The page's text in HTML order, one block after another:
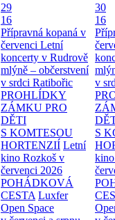
29
16
Přípravná kopaná v
červenci Letní
koncerty v Rudrově
mlýně – občerstvení
v srdci Ratibořic
PROHLÍDKY
ZÁMKU PRO
DĚTI
S KOMTESOU
HORTENZIÍ Letní
kino Rozkoš v
červenci 2026
POHÁDKOVÁ
CESTA Luxfer
Open Space
30
16
v
S